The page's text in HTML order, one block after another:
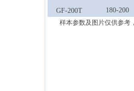
GF-200T
180-200
样本参数及图片仅供参考